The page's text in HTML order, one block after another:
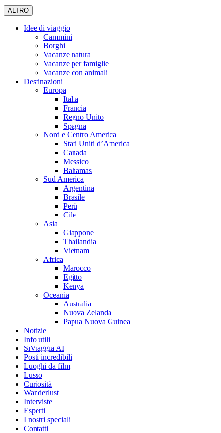
ALTRO
Idee di viaggio
Cammini
Borghi
Vacanze natura
Vacanze per famiglie
Vacanze con animali
Destinazioni
Europa
Italia
Francia
Regno Unito
Spagna
Nord e Centro America
Stati Uniti d’America
Canada
Messico
Bahamas
Sud America
Argentina
Brasile
Perù
Cile
Asia
Giappone
Thailandia
Vietnam
Africa
Marocco
Egitto
Kenya
Oceania
Australia
Nuova Zelanda
Papua Nuova Guinea
Notizie
Info utili
SiViaggia AI
Posti incredibili
Luoghi da film
Lusso
Curiosità
Wanderlust
Interviste
Esperti
I nostri speciali
Contatti